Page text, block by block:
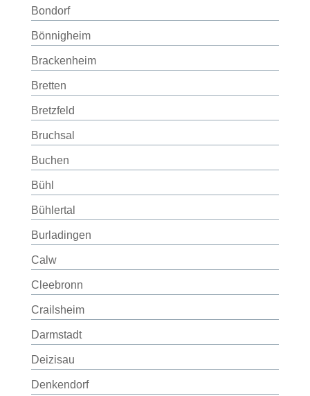
Bondorf
Bönnigheim
Brackenheim
Bretten
Bretzfeld
Bruchsal
Buchen
Bühl
Bühlertal
Burladingen
Calw
Cleebronn
Crailsheim
Darmstadt
Deizisau
Denkendorf